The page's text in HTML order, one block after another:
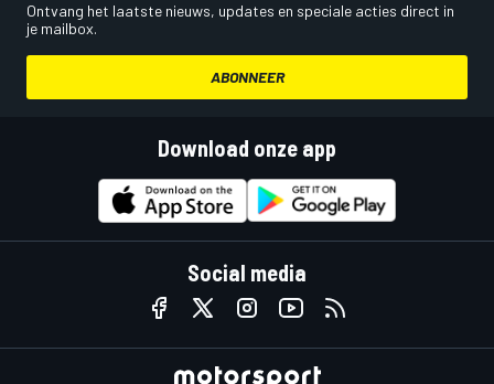
Ontvang het laatste nieuws, updates en speciale acties direct in
je mailbox.
ABONNEER
Download onze app
Social media